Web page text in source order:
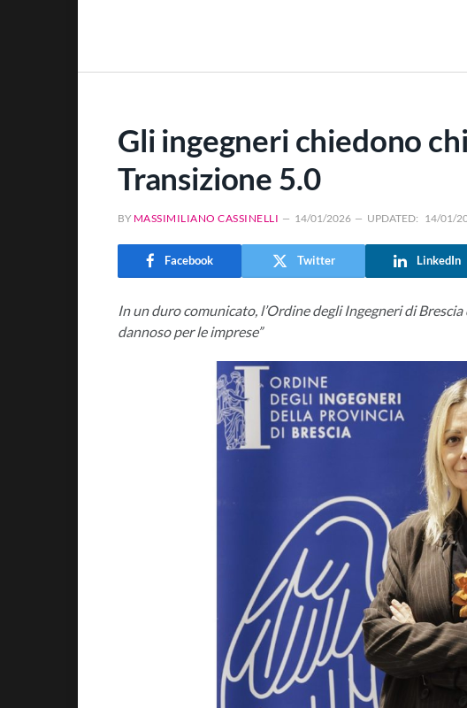
Gli ingegneri chiedono
Transizione 5.0
BY MASSIMILIANO CASSINELLI 14/01/2026 UPDATED: 14/01/
Facebook Twitter LinkedIn
In un duro comunicato, l’Ordine degli Ingegneri di
dannoso per le imprese”